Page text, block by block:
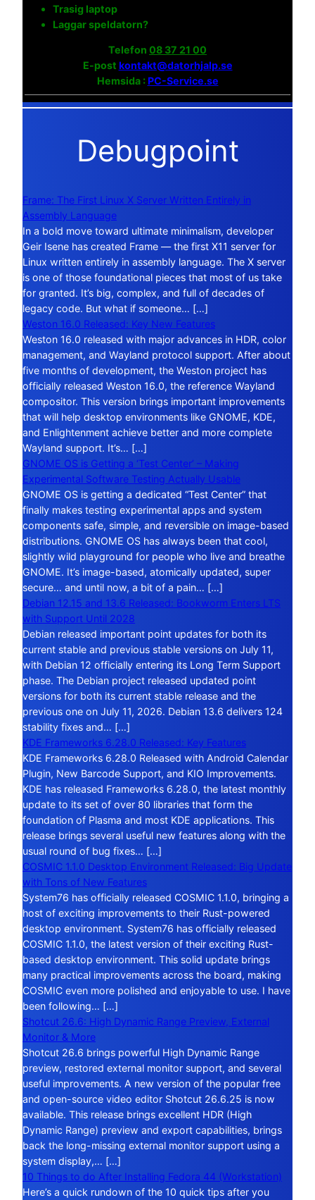
Trasig laptop
Laggar speldatorn?
Telefon 08 37 21 00
E-post kontakt@datorhjalp.se
Hemsida : PC-Service.se
Debugpoint
Frame: The First Linux X Server Written Entirely in
Assembly Language
In a bold move toward ultimate minimalism, developer
Geir Isene has created Frame — the first X11 server for
Linux written entirely in assembly language. The X server
is one of those foundational pieces that most of us take
for granted. It’s big, complex, and full of decades of
legacy code. But what if someone… […]
Weston 16.0 Released: Key New Features
Weston 16.0 released with major advances in HDR, color
management, and Wayland protocol support. After about
five months of development, the Weston project has
officially released Weston 16.0, the reference Wayland
compositor. This version brings important improvements
that will help desktop environments like GNOME, KDE,
and Enlightenment achieve better and more complete
Wayland support. It’s… […]
GNOME OS is Getting a ‘Test Center’ – Making
Experimental Software Testing Actually Usable
GNOME OS is getting a dedicated “Test Center” that
finally makes testing experimental apps and system
components safe, simple, and reversible on image-based
distributions. GNOME OS has always been that cool,
slightly wild playground for people who live and breathe
GNOME. It’s image-based, atomically updated, super
secure… and until now, a bit of a pain… […]
Debian 12.15 and 13.6 Released: Bookworm Enters LTS
with Support Until 2028
Debian released important point updates for both its
current stable and previous stable versions on July 11,
with Debian 12 officially entering its Long Term Support
phase. The Debian project released updated point
versions for both its current stable release and the
previous one on July 11, 2026. Debian 13.6 delivers 124
stability fixes and… […]
KDE Frameworks 6.28.0 Released: Key Features
KDE Frameworks 6.28.0 Released with Android Calendar
Plugin, New Barcode Support, and KIO Improvements.
KDE has released Frameworks 6.28.0, the latest monthly
update to its set of over 80 libraries that form the
foundation of Plasma and most KDE applications. This
release brings several useful new features along with the
usual round of bug fixes… […]
COSMIC 1.1.0 Desktop Environment Released: Big Update
with Tons of New Features
System76 has officially released COSMIC 1.1.0, bringing a
host of exciting improvements to their Rust-powered
desktop environment. System76 has officially released
COSMIC 1.1.0, the latest version of their exciting Rust-
based desktop environment. This solid update brings
many practical improvements across the board, making
COSMIC even more polished and enjoyable to use. I have
been following… […]
Shotcut 26.6: High Dynamic Range Preview, External
Monitor & More
Shotcut 26.6 brings powerful High Dynamic Range
preview, restored external monitor support, and several
useful improvements. A new version of the popular free
and open-source video editor Shotcut 26.6.25 is now
available. This release brings excellent HDR (High
Dynamic Range) preview and export capabilities, brings
back the long-missing external monitor support using a
system display,… […]
10 Things to do After Installing Fedora 44 (Workstation)
Here’s a quick rundown of the 10 quick tips after you